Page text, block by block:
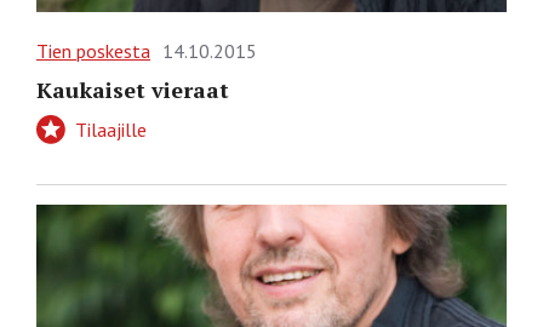
Tien poskesta 14.10.2015
Kaukaiset vieraat
Tilaajille